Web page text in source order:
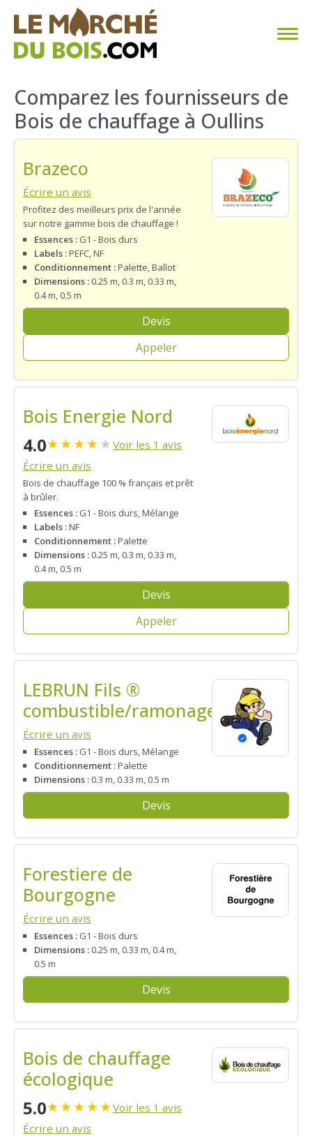
CHAUFFAGE AU BOIS
FAQ
TROUVER SON FOURNISSEUR
BLOG
ESPACE PRO
Comparez les fournisseurs de
Bois de chauffage à Oullins
Brazeco
Écrire un avis
Profitez des meilleurs prix de l'année
sur notre gamme bois de chauffage !
Essences : G1 - Bois durs
Labels :PEFC, NF
Conditionnement :Palette, Ballot
Dimensions : 0.25 m, 0.3 m, 0.33 m,
0.4 m, 0.5 m
Devis
Appeler
Bois Energie Nord
4.0★★★★★ Voir les 1 avis
Écrire un avis
Bois de chauffage 100 % français et prêt
à brûler.
Essences : G1 - Bois durs, Mélange
Labels :NF
Conditionnement :Palette
Dimensions : 0.25 m, 0.3 m, 0.33 m,
0.4 m, 0.5 m
Devis
Appeler
LEBRUN Fils ®
combustible/ramonage
Écrire un avis
Essences : G1 - Bois durs, Mélange
Conditionnement :Palette
Dimensions : 0.3 m, 0.33 m, 0.5 m
Devis
Forestiere de
Bourgogne
Écrire un avis
Essences : G1 - Bois durs
Dimensions : 0.25 m, 0.33 m, 0.4 m,
0.5 m
Devis
Bois de chauffage
écologique
5.0★★★★★Voir les 1 avis
Écrire un avis